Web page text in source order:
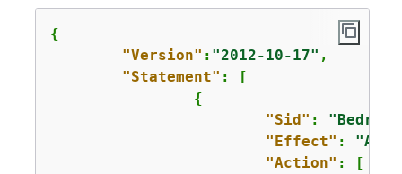
{
"Version" : "2012-10-17" ,
"Statement" : [
{
"Sid" :
"Effect" :
"Action" : [